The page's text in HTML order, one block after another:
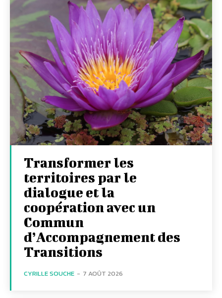
Transformer les
territoires par le
dialogue et la
coopération avec un
Commun
d’Accompagnement des
Transitions
CYRILLE SOUCHE - 7 AOÛT 2026